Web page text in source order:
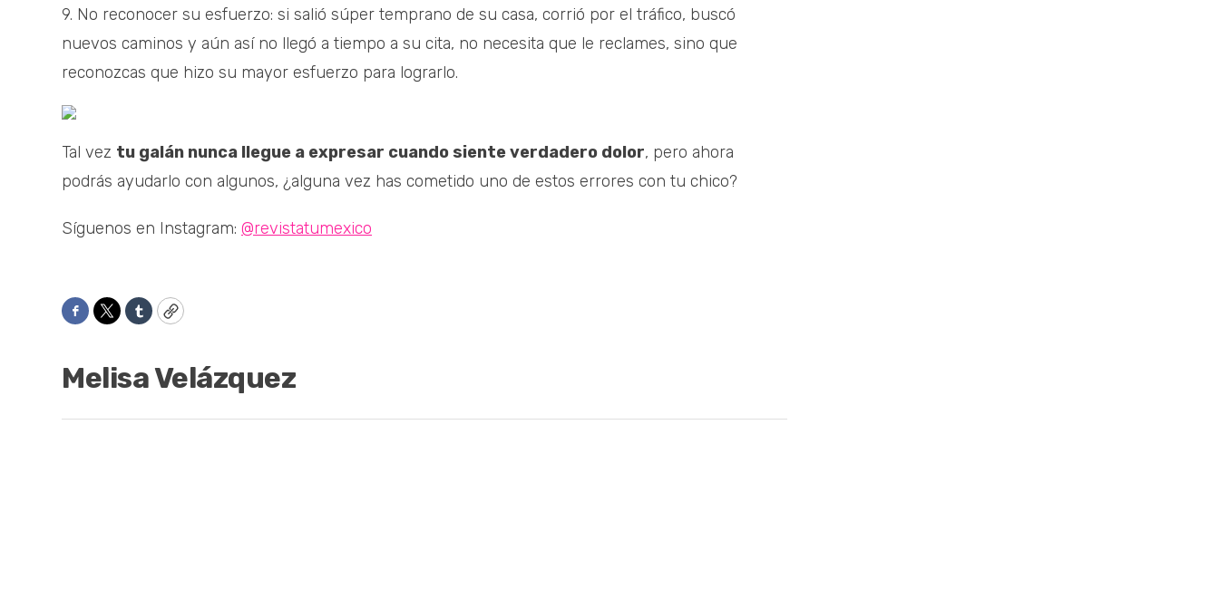
9. No reconocer su esfuerzo: si salió súper temprano de su casa, corrió por el tráfico, buscó
nuevos caminos y aún así no llegó a tiempo a su cita, no necesita que le reclames, sino que
reconozcas que hizo su mayor esfuerzo para lograrlo.
Tal vez tu galán nunca llegue a expresar cuando siente verdadero dolor, pero ahora
podrás ayudarlo con algunos, ¿alguna vez has cometido uno de estos errores con tu chico?
Síguenos en Instagram: @revistatumexico
Facebook
TwitterTumblrCopy
Melisa Velázquez